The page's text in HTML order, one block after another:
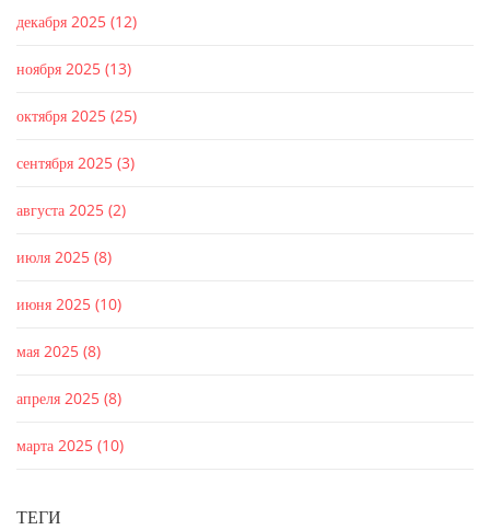
декабря 2025 (12)
ноября 2025 (13)
октября 2025 (25)
сентября 2025 (3)
августа 2025 (2)
июля 2025 (8)
июня 2025 (10)
мая 2025 (8)
апреля 2025 (8)
марта 2025 (10)
ТЕГИ